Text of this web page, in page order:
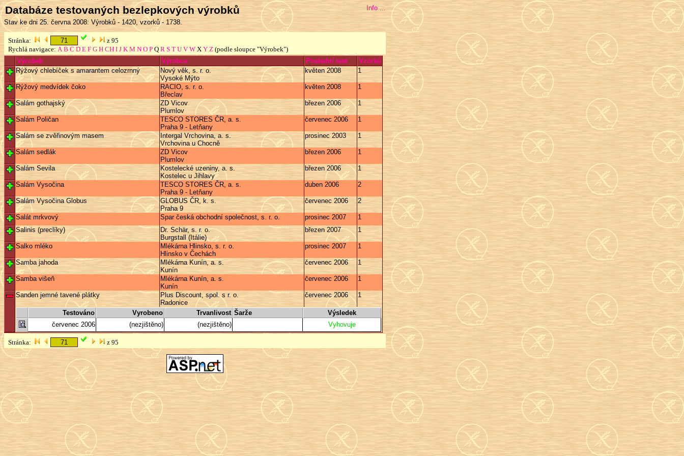
Info ...
Databáze testovaných bezlepkových výrobků
Stav ke dni 25. června 2008: Výrobků - 1420, vzorků - 1738.
Stránka:
z 95
Rychlá navigace: A B C D E F G H CH I J K M N O P Q R S T U V W X Y Z (podle sloupce "Výrobek")
Výrobek
Výrobce Poslední test
Vzorků
Rýžový chlebíček s amarantem celozrnný
Nový věk, s. r. o.
Vysoké Mýto
květen 2008 1
Rýžový medvídek čoko
RACIO, s. r. o.
Břeclav
květen 2008 1
Salám gothajský
ZD Vicov
Plumlov
březen 2006 1
Salám Poličan
TESCO STORES ČR, a. s.
Praha 9 - Letňany
červenec 2006 1
Salám se zvěřinovým masem
Intergal Vrchovina, a. s.
Vrchovina u Chocně
prosinec 2003 1
Salám sedlák
ZD Vicov
Plumlov
březen 2006 1
Salám Sevila
Kostelecké uzeniny, a. s.
Kostelec u Jihlavy
březen 2006 1
Salám Vysočina
TESCO STORES ČR, a. s.
Praha 9 - Letňany
duben 2006 2
Salám Vysočina Globus
GLOBUS ČR, k. s.
Praha 9
červenec 2006 2
Salát mrkvový Spar česká obchodní společnost, s. r. o. prosinec 2007
1
Salinis (preclíky)
Dr. Schär, s. r. o.
Burgstall (Itálie)
březen 2007 1
Salko mléko
Mlékárna Hlinsko, s. r. o.
Hlinsko v Čechách
prosinec 2007 1
Samba jahoda
Mlékárna Kunín, a. s.
Kunín
červenec 2006 1
Samba višeň
Mlékárna Kunín, a. s.
Kunín
červenec 2006 1
Sanden jemné tavené plátky
Plus Discount, spol. s r. o.
Radonice
červenec 2006 1
Testováno Vyrobeno Trvanlivost Šarže
Výsledek
červenec 2006
(nezjištěno) (nezjištěno) Vyhovuje
Stránka: z 95